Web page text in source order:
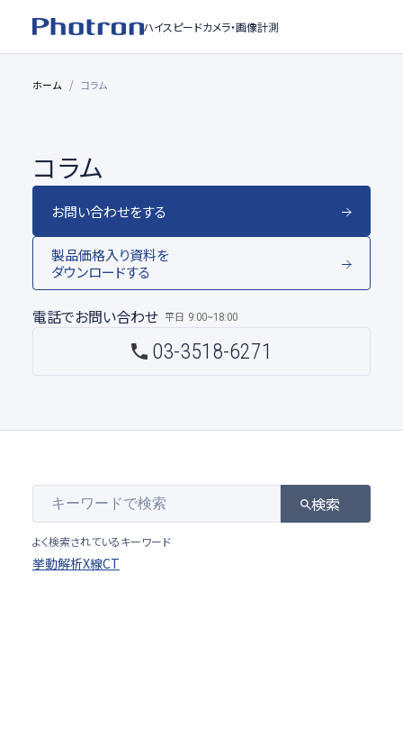
ハイスピードカメラ・画像計測
ホーム コラム
コラム
お問い合わせをする
製品価格入り資料を
ダウンロードする
電話でお問い合わせ 平日 9:00~18:00
03-3518-6271
検索
よく検索されているキーワード
挙動解析X線CT